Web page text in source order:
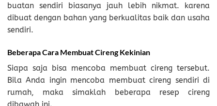
buatan sendiri biasanya jauh lebih nikmat. karena
dibuat dengan bahan yang berkualitas baik dan usaha
sendiri.
Beberapa Cara Membuat Cireng Kekinian
Siapa saja bisa mencoba membuat cireng tersebut.
Bila Anda ingin mencoba membuat cireng sendiri di
rumah, maka simaklah beberapa resep cireng